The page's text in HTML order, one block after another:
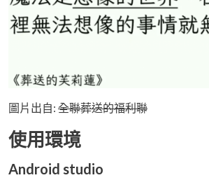
圖片出自: 全聯葬送的福利聯
使用環境
Android studio